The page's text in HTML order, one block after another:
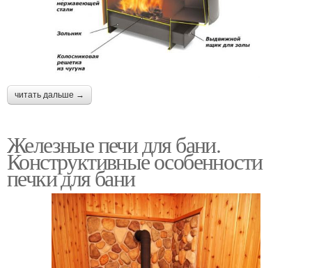
читать дальше →
Железные печи для бани.
Конструктивные особенности
печки для бани